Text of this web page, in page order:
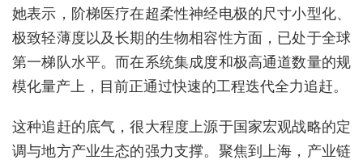
她表示，阶梯医疗在超柔性神经电极的尺寸小型化、
极致轻薄度以及长期的生物相容性方面，已处于全球
第一梯队水平。而在系统集成度和极高通道数量的规
模化量产上，目前正通过快速的工程迭代全力追赶。
这种追赶的底气，很大程度上源于国家宏观战略的定
调与地方产业生态的强力支撑。聚焦到上海，产业链